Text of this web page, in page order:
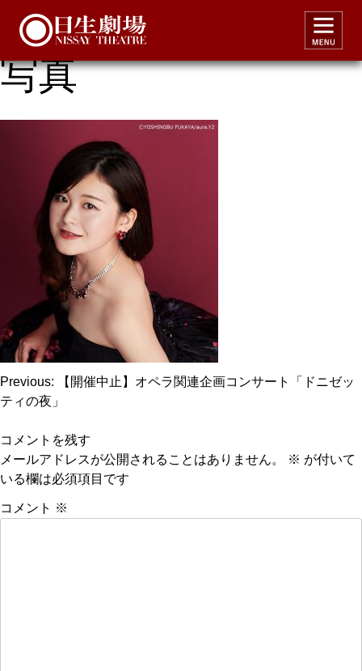
ルチアピロコン横山
写真
投
稿
ナ
ビ
ゲ
ー
Previous:
【開催中止】オペラ関連企画コンサート「ドニゼッ
ティの夜」
コメントを残す
メールアドレスが公開されることはありません。
※ が付いて
いる欄は必須項目です
コメント ※